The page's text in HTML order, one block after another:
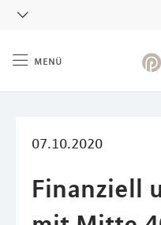
menü
07.10.2020
Finanziell